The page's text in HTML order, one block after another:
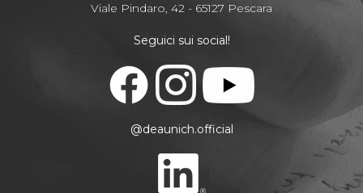
Viale Pindaro, 42 - 65127 Pescara
Seguici sui social!
@deaunich.official